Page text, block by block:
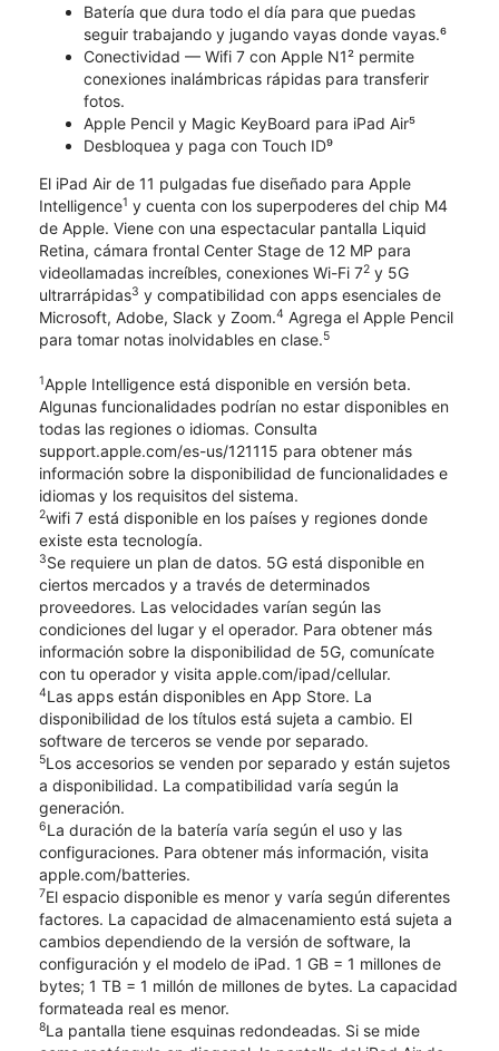
Batería que dura todo el día para que puedas
seguir trabajando y jugando vayas donde vayas.⁶
Conectividad — Wifi 7 con Apple N1² permite
conexiones inalámbricas rápidas para transferir
fotos.
Apple Pencil y Magic KeyBoard para iPad Air⁵
Desbloquea y paga con Touch ID⁹
El iPad Air de 11 pulgadas fue diseñado para Apple
Intelligence1 y cuenta con los superpoderes del chip M4
de Apple. Viene con una espectacular pantalla Liquid
Retina, cámara frontal Center Stage de 12 MP para
videollamadas increíbles, conexiones Wi-Fi 72 y 5G
ultrarrápidas3 y compatibilidad con apps esenciales de
Microsoft, Adobe, Slack y Zoom.4 Agrega el Apple Pencil
para tomar notas inolvidables en clase.5
1Apple Intelligence está disponible en versión beta.
Algunas funcionalidades podrían no estar disponibles en
todas las regiones o idiomas. Consulta
support.apple.com/es-us/121115 para obtener más
información sobre la disponibilidad de funcionalidades e
idiomas y los requisitos del sistema.
2wifi 7 está disponible en los países y regiones donde
existe esta tecnología.
3Se requiere un plan de datos. 5G está disponible en
ciertos mercados y a través de determinados
proveedores. Las velocidades varían según las
condiciones del lugar y el operador. Para obtener más
información sobre la disponibilidad de 5G, comunícate
con tu operador y visita apple.com/ipad/cellular.
4Las apps están disponibles en App Store. La
disponibilidad de los títulos está sujeta a cambio. El
software de terceros se vende por separado.
5Los accesorios se venden por separado y están sujetos
a disponibilidad. La compatibilidad varía según la
generación.
6La duración de la batería varía según el uso y las
configuraciones. Para obtener más información, visita
apple.com/batteries.
7El espacio disponible es menor y varía según diferentes
factores. La capacidad de almacenamiento está sujeta a
cambios dependiendo de la versión de software, la
configuración y el modelo de iPad. 1 GB = 1 millones de
bytes; 1 TB = 1 millón de millones de bytes. La capacidad
formateada real es menor.
8La pantalla tiene esquinas redondeadas. Si se mide